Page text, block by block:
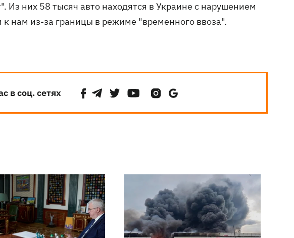
Из них 58 тысяч авто находятся в Украине с нарушением
нам из-за границы в режиме "временного ввоза".
в соц. сетях